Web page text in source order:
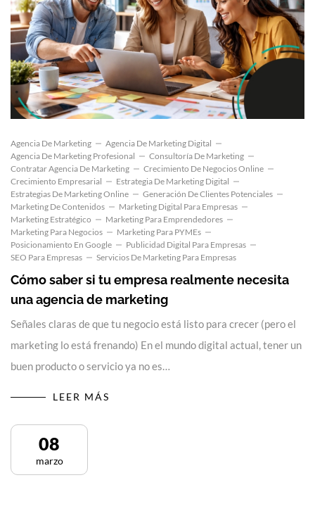
Agencia De Marketing
Agencia De Marketing Digital
Agencia De Marketing Profesional
Consultoría De Marketing
Contratar Agencia De Marketing
Crecimiento De Negocios Online
Crecimiento Empresarial
Estrategia De Marketing Digital
Estrategias De Marketing Online
Generación De Clientes Potenciales
Marketing De Contenidos
Marketing Digital Para Empresas
Marketing Estratégico
Marketing Para Emprendedores
Marketing Para Negocios
Marketing Para PYMEs
Posicionamiento En Google
Publicidad Digital Para Empresas
SEO Para Empresas
Servicios De Marketing Para Empresas
Cómo saber si tu empresa realmente necesita
una agencia de marketing
Señales claras de que tu negocio está listo para crecer (pero el
marketing lo está frenando) En el mundo digital actual, tener un
buen producto o servicio ya no es…
LEER MÁS
08
marzo